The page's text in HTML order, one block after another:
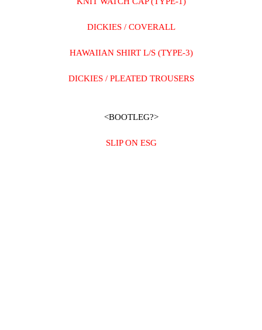
DICKIES / COVERALL
HAWAIIAN SHIRT L/S (TYPE-3)
DICKIES / PLEATED TROUSERS
<BOOTLEG?>
SLIP ON ESG